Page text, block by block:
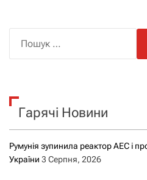
к
Гарячі Новини
Румунія зупинила реактор АЕС і
України 3 Серпня, 2026